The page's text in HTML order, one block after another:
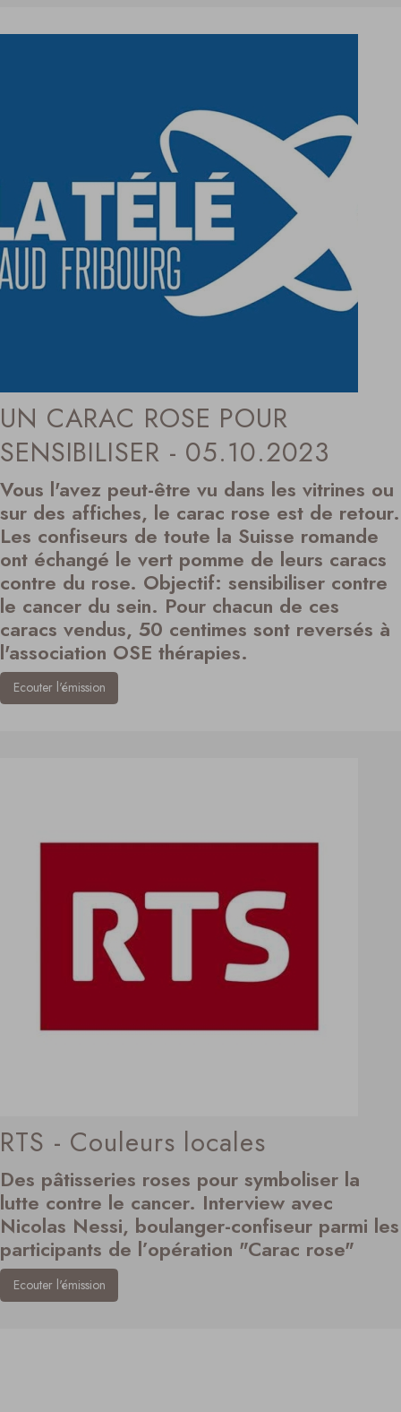
UN CARAC ROSE POUR
SENSIBILISER - 05.10.2023
Vous l'avez peut-être vu dans les vitrines ou
sur des affiches, le carac rose est de retour.
Les confiseurs de toute la Suisse romande
ont échangé le vert pomme de leurs caracs
contre du rose. Objectif: sensibiliser contre
le cancer du sein. Pour chacun de ces
caracs vendus, 50 centimes sont reversés à
l'association OSE thérapies.
Ecouter l'émission
RTS - Couleurs locales
Des pâtisseries roses pour symboliser la
lutte contre le cancer. Interview avec
Nicolas Nessi, boulanger-confiseur parmi les
participants de l’opération "Carac rose"
Ecouter l'émission